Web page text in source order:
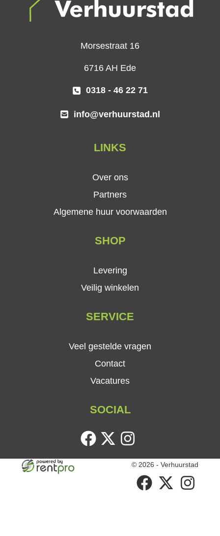
Morsestraat 16
6716 AH Ede
0318 - 46 22 71
info@verhuurstad.nl
LINKS
Over ons
Partners
Algemene huur voorwaarden
SHOP
Levering
Veilig winkelen
SERVICE
Veel gestelde vragen
Contact
Vacatures
SOCIAL
facebooktwitter
© 2026 - Verhuurstad
facebooktwitter instagram